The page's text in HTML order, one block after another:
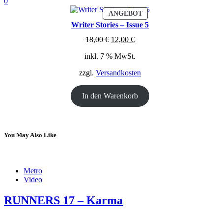
ANGEBOTPRODUKT
IM
ANGEBOT
Writer Stories – Issue 5
18,00€ Ursprünglicher
war:
12,00 €Aktueller
ist:
inkl. 7 % MwSt.
zzgl. Versandkosten
In den Warenkorb
You May Also Like
Metro
Video
RUNNERS 17 – Karma